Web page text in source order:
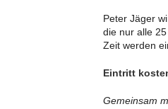
Peter Jäger
die nur alle
Zeit werden
Eintritt
Gemeinsam